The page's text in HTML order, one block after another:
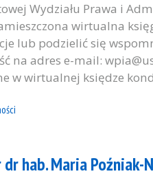
Wydziału Prawa i
wirtualna
lub podzielić się
na adres e-mail:
w wirtualnej księdze
dr hab. Maria